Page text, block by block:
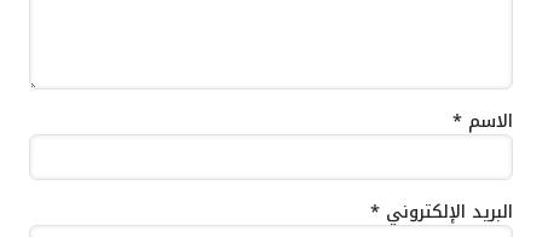
الاسم *
البريد الإلكتروني *